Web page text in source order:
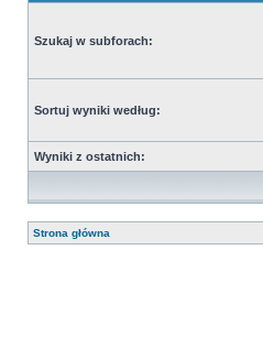
Szukaj w subforach:
Sortuj wyniki według:
Wyniki z ostatnich:
Strona główna